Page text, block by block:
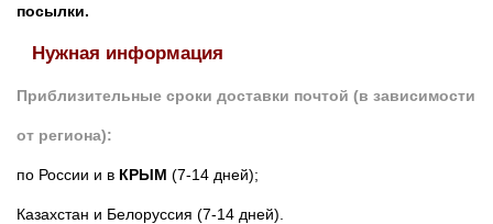
посылки.
Нужная информация
Приблизительные сроки доставки почтой (в зависимости
от региона):
по России и в КРЫМ (7-14 дней);
Казахстан и Белоруссия (7-14 дней).